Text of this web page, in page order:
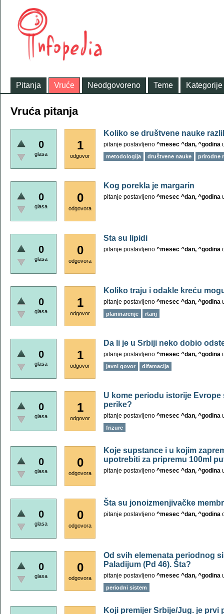
Pitanja Vruće Neodgovoreno Teme Kategorije
Vruća pitanja
0
glasa
1
odgovor
Koliko se društvene nauke
pitanje postavljeno ^mesec ^dan, ^godina
metodologija društvene nauke prirodne
0
glasa
0
odgovora
Kog porekla je margarin
pitanje postavljeno ^mesec ^dan, ^godina
0
glasa
0
odgovora
Sta su lipidi
pitanje postavljeno ^mesec ^dan, ^godina
0
glasa
1
odgovor
Koliko traju i odakle kreću
pitanje postavljeno ^mesec ^dan, ^godina
planinarenje rtanj
0
glasa
1
odgovor
Da li je u Srbiji neko dobio
pitanje postavljeno ^mesec ^dan, ^godina
javni govor difamacija
0
glasa
1
odgovor
U kome periodu istorije
perike?
pitanje postavljeno ^mesec ^dan, ^godina
frizure
0
glasa
0
odgovora
Koje supstance i u kojim
upotrebiti za pripremu 100ml
pitanje postavljeno ^mesec ^dan, ^godina
0
glasa
0
odgovora
Šta su jonoizmenjivačke
pitanje postavljeno ^mesec ^dan, ^godina
0
glasa
0
odgovora
Od svih elemenata periodnog
Paladijum (Pd 46). Šta?
pitanje postavljeno ^mesec ^dan, ^godina
periodni sistem
Koji premijer Srbije/Jug. je prvi